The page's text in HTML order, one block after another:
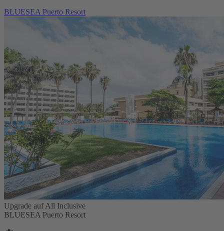
BLUESEA Puerto Resort
Upgrade auf All Inclusive
BLUESEA Puerto Resort